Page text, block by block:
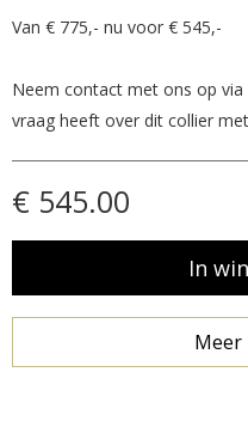
Van € 775,- nu voor € 545,-
Neem contact met ons op via
vraag heeft over dit collier
€ 545.00